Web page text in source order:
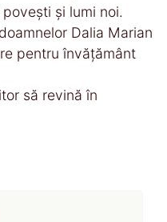
și lumi noi.
Dalia Marian
pentru învățământ
să revină în